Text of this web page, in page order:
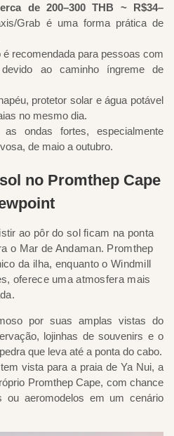
de 200–300 THB ~ R$34–
Grab é uma forma prática de
recomendada para pessoas com
devido ao caminho íngreme de
protetor solar e água potável
no mesmo dia.
ondas fortes, especialmente
de maio a outubro.
no Promthep Cape
ao pôr do sol ficam na ponta
o Mar de Andaman. Promthep
da ilha, enquanto o Windmill
oferece uma atmosfera mais
por suas amplas vistas do
lojinhas de souvenirs e o
que leva até a ponta do cabo.
tem vista para a praia de Ya Nui, a
Promthep Cape, com chance
ou aeromodelos em um cenário